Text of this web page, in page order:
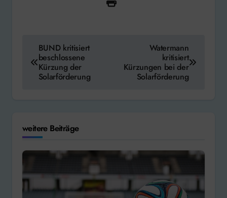
Beitragsnavigation
BUND kritisiert
beschlossene
Kürzung der
Solarförderung
Watermann
kritisiert
Kürzungen bei der
Solarförderung
weitere Beiträge